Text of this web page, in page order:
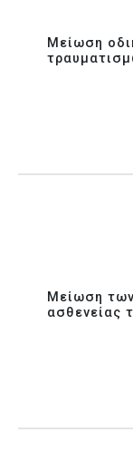
Μείωση
Μείωση
ασθενείας